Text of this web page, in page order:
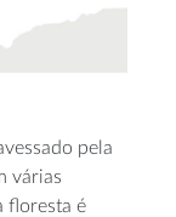
pela
várias
floresta é